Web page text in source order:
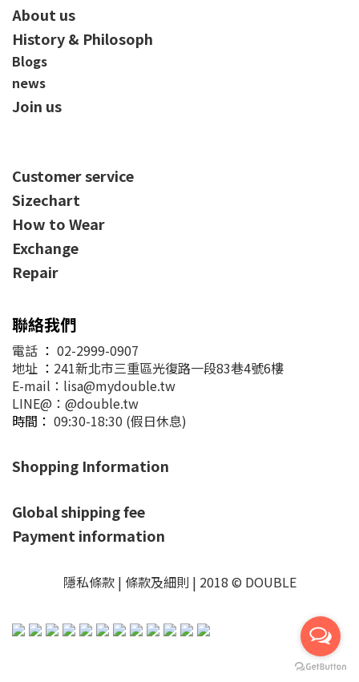
About us
History & Philosoph
Blogs
news
Join us
Customer service
Sizechart
How to Wear
Exchange
Repair
聯絡我們
電話 ： 02-2999-0907
地址 ： 241新北市三重區光復路一段83巷4號6樓
E-mail：lisa@mydouble.tw
LINE@：@double.tw
時間： 09:30-18:30 (假日休息)
Shopping Information
Global shipping fee
Payment information
隱私條款 | 條款及細則 | 2018 © DOUBLE